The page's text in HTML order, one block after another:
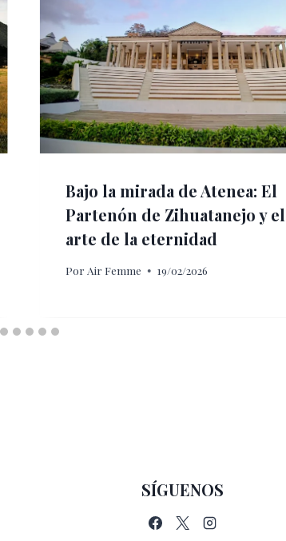
Bajo la mirada de Atenea: El
Partenón de Zihuatanejo y el
arte de la eternidad
Por Air Femme 19/02/2026
SÍGUENOS